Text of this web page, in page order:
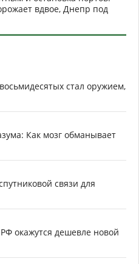
вдвое, Днепр под
стал оружием,
Как мозг обманывает
связи для
окажутся дешевле новой